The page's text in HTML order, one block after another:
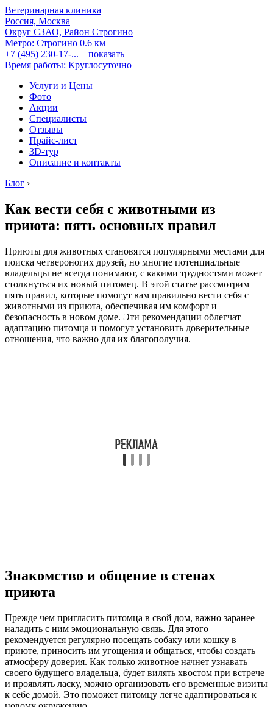
Ветеринарная клиника
Россия, Москва
Округ СЗАО, Район Строгино
Метро: Строгино 0.6 км
+7 (495) 230-17-... – показать
Время работы: Круглосуточно
Услуги и Цены
Фото
Акции
Специалисты
Отзывы
Прайс-лист
3D-тур
Описание и контакты
Блог ›
Как вести себя с животными из
приюта: пять основных правил
Приюты для животных становятся популярными местами для
поиска четвероногих друзей, но многие потенциальные
владельцы не всегда понимают, с какими трудностями может
столкнуться их новый питомец. В этой статье рассмотрим
пять правил, которые помогут вам правильно вести себя с
животными из приюта, обеспечивая им комфорт и
безопасность в новом доме. Эти рекомендации облегчат
адаптацию питомца и помогут установить доверительные
отношения, что важно для их благополучия.
Знакомство и общение в стенах
приюта
Прежде чем пригласить питомца в свой дом, важно заранее
наладить с ним эмоциональную связь. Для этого
рекомендуется регулярно посещать собаку или кошку в
приюте, приносить им угощения и общаться, чтобы создать
атмосферу доверия. Как только животное начнет узнавать
своего будущего владельца, будет вилять хвостом при встрече
и проявлять ласку, можно организовать его временные визиты
к себе домой. Это поможет питомцу легче адаптироваться к